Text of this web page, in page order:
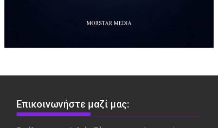
Επικοινωνήστε μαζί μας: